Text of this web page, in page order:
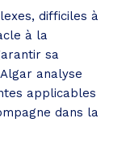
difficiles à
à la
sa
analyse
applicables
dans la